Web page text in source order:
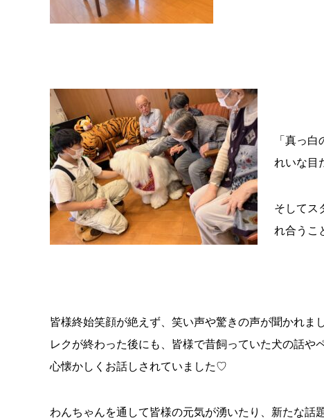
「真っ
れいな目
そしてス
れ合うこ
皆様終始笑顔が絶えず、笑い声や驚きの声が聞かれまし
レクが終わった後にも、皆様で昔飼っていた犬の話や
心懐かしくお話しされていました♡
わんちゃんを通して皆様の元気が湧いたり、新たな話